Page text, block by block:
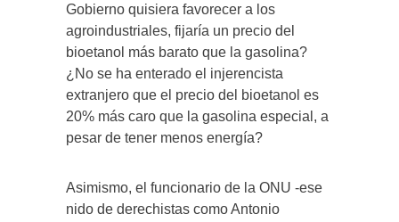
Gobierno quisiera favorecer a los
agroindustriales, fijaría un precio del
bioetanol más barato que la gasolina?
¿No se ha enterado el injerencista
extranjero que el precio del bioetanol es
20% más caro que la gasolina especial, a
pesar de tener menos energía?
Asimismo, el funcionario de la ONU -ese
nido de derechistas como Antonio